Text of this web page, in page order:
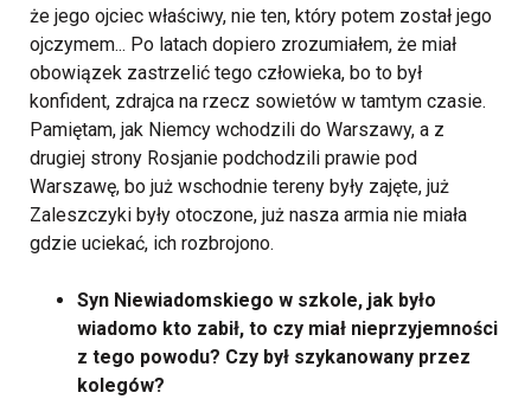
że jego ojciec właściwy, nie ten, który potem został jego
ojczymem... Po latach dopiero zrozumiałem, że miał
obowiązek zastrzelić tego człowieka, bo to był
konfident, zdrajca na rzecz sowietów w tamtym czasie.
Pamiętam, jak Niemcy wchodzili do Warszawy, a z
drugiej strony Rosjanie podchodzili prawie pod
Warszawę, bo już wschodnie tereny były zajęte, już
Zaleszczyki były otoczone, już nasza armia nie miała
gdzie uciekać, ich rozbrojono.
Syn Niewiadomskiego w szkole, jak było
wiadomo kto zabił, to czy miał nieprzyjemności
z tego powodu? Czy był szykanowany przez
kolegów?